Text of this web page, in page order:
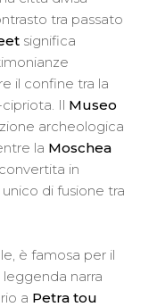
tra passato
significa
il confine tra la
Il Museo
archeologica
la Moschea
in
di fusione tra
è famosa per il
narra
a Petra tou